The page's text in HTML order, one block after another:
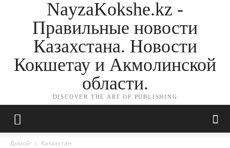
NayzaKokshe.kz -
Правильные новости
Казахстана. Новости
Кокшетау и Акмолинской
области.
DISCOVER THE ART OF PUBLISHING
Домой Казахстан